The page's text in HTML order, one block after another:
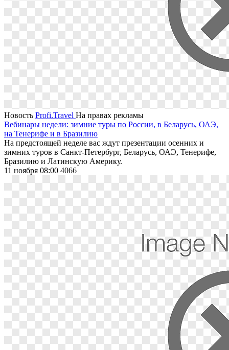
Новость Profi.Travel На правах рекламы
Вебинары недели: зимние туры по России, в Беларусь, ОАЭ,
на Тенерифе и в Бразилию
На предстоящей неделе вас ждут презентации осенних и
зимних туров в Санкт-Петербург, Беларусь, ОАЭ, Тенерифе,
Бразилию и Латинскую Америку.
11 ноября 08:00 4066